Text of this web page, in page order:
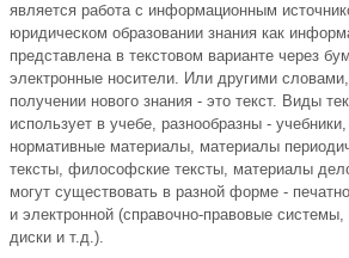
является работа с информационным
юридическом образовании знания как
представлена в текстовом варианте через
электронные носители. Или другими
получении нового знания - это текст. Виды
использует в учебе, разнообразны -
нормативные материалы, материалы
тексты, философские тексты, материалы
могут существовать в разной форме -
и электронной (справочно-правовые
диски и т.д.).